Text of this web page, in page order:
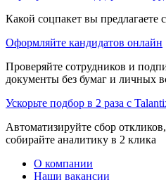
Какой соцпакет вы предлагаете
Оформляйте кандидатов онлайн
Проверяйте сотрудников и
документы без бумаг и личных
Ускорьте подбор в 2 раза с
Автоматизируйте сбор
собирайте аналитику в 2 клика
О компании
Наши вакансии